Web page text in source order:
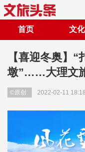
首页 文化
【喜迎冬奥】
墩”……大理文
©原创 2022-02-11 18:18